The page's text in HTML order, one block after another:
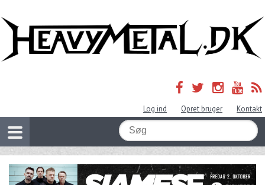
Log ind Opret bruger Kontakt